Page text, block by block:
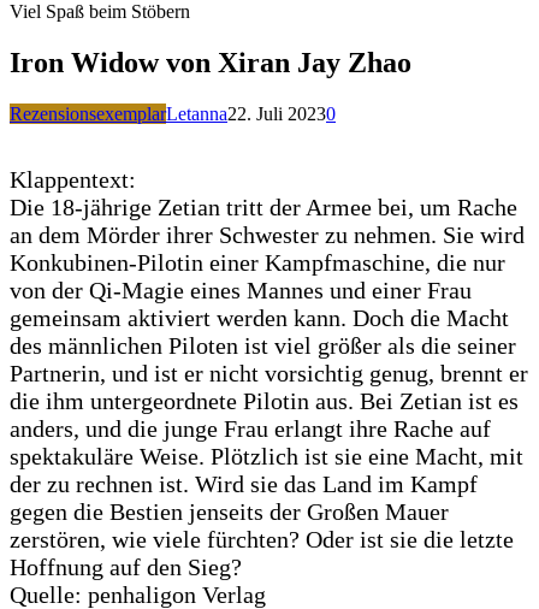
Viel Spaß beim Stöbern
Iron Widow von Xiran Jay Zhao
RezensionsexemplarLetanna22. Juli 20230
Klappentext:
Die 18-jährige Zetian tritt der Armee bei, um Rache
an dem Mörder ihrer Schwester zu nehmen. Sie wird
Konkubinen-Pilotin einer Kampfmaschine, die nur
von der Qi-Magie eines Mannes und einer Frau
gemeinsam aktiviert werden kann. Doch die Macht
des männlichen Piloten ist viel größer als die seiner
Partnerin, und ist er nicht vorsichtig genug, brennt er
die ihm untergeordnete Pilotin aus. Bei Zetian ist es
anders, und die junge Frau erlangt ihre Rache auf
spektakuläre Weise. Plötzlich ist sie eine Macht, mit
der zu rechnen ist. Wird sie das Land im Kampf
gegen die Bestien jenseits der Großen Mauer
zerstören, wie viele fürchten? Oder ist sie die letzte
Hoffnung auf den Sieg?
Quelle: penhaligon Verlag